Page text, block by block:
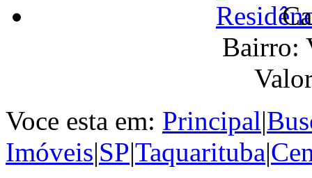
Bairro:
Voce esta em: Principal|
Imóveis|SP|Taquarituba|